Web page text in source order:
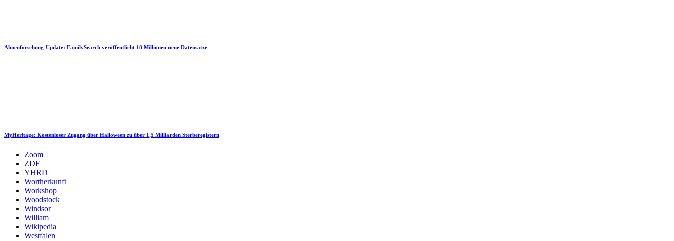
Ahnenforschung-Update: FamilySearch veröffentlicht 18 Millionen neue Datensätze
MyHeritage: Kostenloser Zugang über Halloween zu über 1,5 Milliarden Sterberegistern
Zoom
ZDF
YHRD
Wortherkunft
Workshop
Woodstock
Windsor
William
Wikipedia
Westfalen